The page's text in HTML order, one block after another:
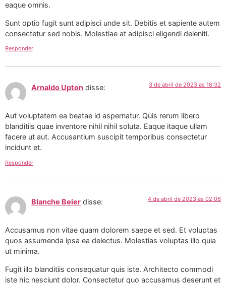
eaque omnis.
Sunt optio fugit sunt adipisci unde sit. Debitis et sapiente autem
consectetur sed nobis. Molestiae at adipisci eligendi deleniti.
Responder
Arnaldo Upton disse: 3 de abril de 2023 às 18:32
Aut voluptatem ea beatae id aspernatur. Quis rerum libero
blanditiis quae inventore nihil nihil soluta. Eaque itaque ullam
facere ut aut. Accusantium suscipit temporibus consectetur
incidunt et.
Responder
Blanche Beier disse: 4 de abril de 2023 às 02:06
Accusamus non vitae quam dolorem saepe et sed. Et voluptas
quos assumenda ipsa ea delectus. Molestias voluptas illo quia
ut minima.
Fugit illo blanditiis consequatur quis iste. Architecto commodi
iste hic nesciunt dolor. Consectetur quo accusamus deserunt et